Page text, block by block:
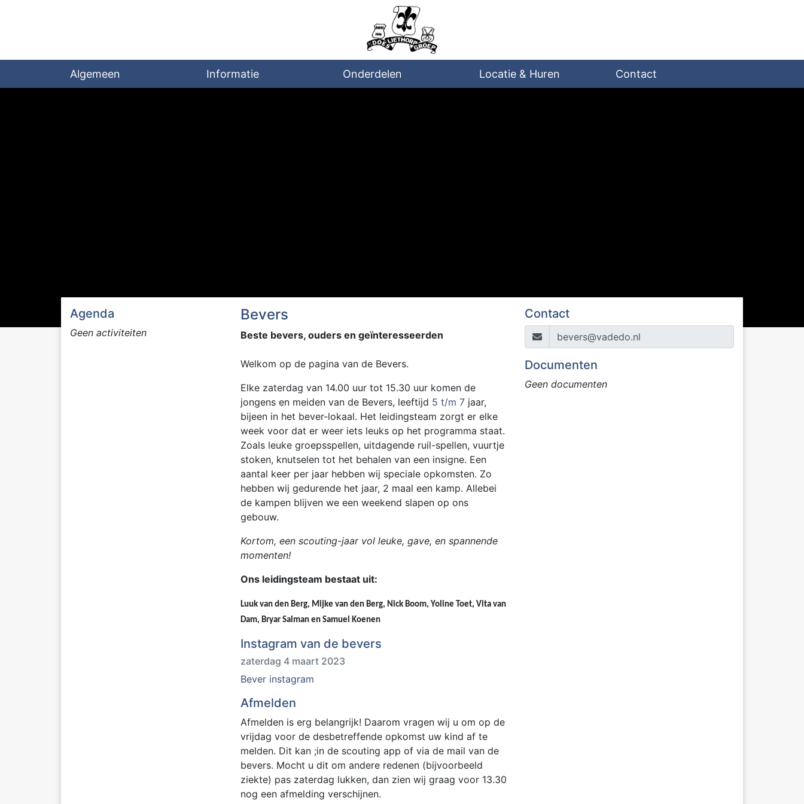
Algemeen Informatie Onderdelen Locatie & Huren Contact
Bevers
Beste bevers, ouders en geïnteresseerden
Welkom op de pagina van de Bevers.
Elke zaterdag van 14.00 uur tot 15.30 uur komen de
jongens en meiden van de Bevers, leeftijd 5 t/m 7 jaar,
bijeen in het bever-lokaal. Het leidingsteam zorgt er elke
week voor dat er weer iets leuks op het programma staat.
Zoals leuke groepsspellen, uitdagende ruil-spellen, vuurtje
stoken, knutselen tot het behalen van een insigne. Een
aantal keer per jaar hebben wij speciale opkomsten. Zo
hebben wij gedurende het jaar, 2 maal een kamp. Allebei
de kampen blijven we een weekend slapen op ons
gebouw.
Kortom, een scouting-jaar vol leuke, gave, en spannende
momenten!
Ons leidingsteam bestaat uit:
Luuk van den Berg, Mijke van den Berg, Nick Boom, Yoline Toet, Vita van
Dam, Bryar Salman en Samuel Koenen
Instagram van de bevers
zaterdag 4 maart 2023
Bever instagram
Afmelden
Afmelden is erg belangrijk! Daarom vragen wij u om op de
vrijdag voor de desbetreffende opkomst uw kind af te
melden. Dit kan ;in de scouting app of via de mail van de
bevers. Mocht u dit om andere redenen (bijvoorbeeld
ziekte) pas zaterdag lukken, dan zien wij graag voor 13.30
nog een afmelding verschijnen.
Agenda
Geen activiteiten
Contact
bevers@vadedo.nl
Documenten
Geen documenten